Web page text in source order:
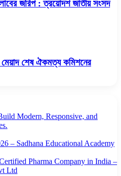
জরিপ : ত্রয়োদশ জাতীয় সংসদ
শেষ ঐকমত্য কমিশনের
Modern, Responsive, and
– Sadhana Educational Academy
Pharma Company in India –
Ltd